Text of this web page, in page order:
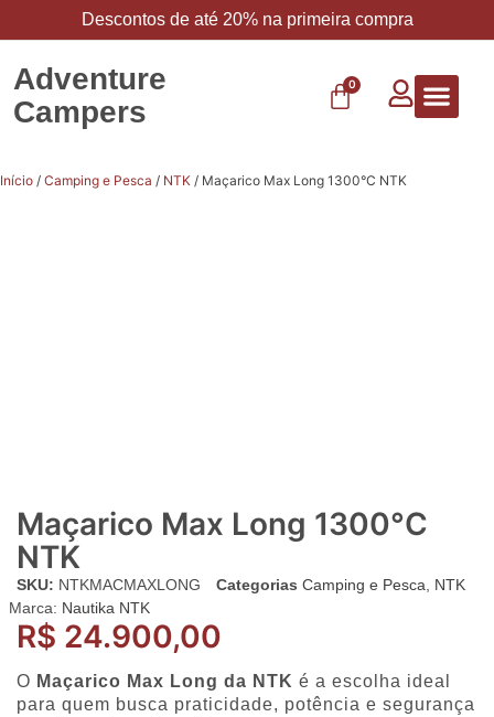
Descontos de até 20% na primeira compra
Adventure
Campers
0
Início / Camping e Pesca / NTK / Maçarico Max Long 1300°C NTK
Maçarico Max Long 1300°C
NTK
SKU: NTKMACMAXLONG Categorias Camping e Pesca
NTK
Marca: Nautika NTK
R$ 24.900,00
O Maçarico Max Long da NTK é a escolha ideal
para quem busca praticidade, potência e segurança